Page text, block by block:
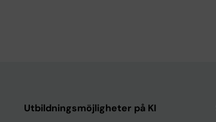
Utbildningsmöjligheter på KI